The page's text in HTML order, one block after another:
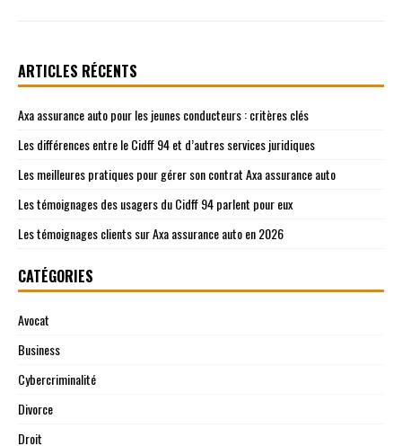
ARTICLES RÉCENTS
Axa assurance auto pour les jeunes conducteurs : critères clés
Les différences entre le Cidff 94 et d’autres services juridiques
Les meilleures pratiques pour gérer son contrat Axa assurance auto
Les témoignages des usagers du Cidff 94 parlent pour eux
Les témoignages clients sur Axa assurance auto en 2026
CATÉGORIES
Avocat
Business
Cybercriminalité
Divorce
Droit